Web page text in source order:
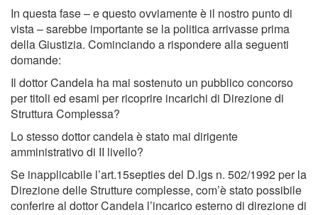
In questa fase – e questo ovviamente è il nostro punto di
vista – sarebbe importante se la politica arrivasse prima
della Giustizia. Cominciando a rispondere alla seguenti
domande:
Il dottor Candela ha mai sostenuto un pubblico concorso
per titoli ed esami per ricoprire incarichi di Direzione di
Struttura Complessa?
Lo stesso dottor candela è stato mai dirigente
amministrativo di II livello?
Se inapplicabile l’art.15septies del D.lgs n. 502/1992 per la
Direzione delle Strutture complesse, com’è stato possibile
conferire al dottor Candela l’incarico esterno di direzione di